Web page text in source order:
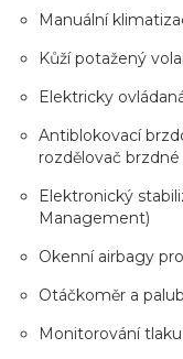
Manuální
Kůží potažený
Elektricky
Antiblokovací
rozdělovač
Elektronický
Management)
Okenní airbagy
Otáčkoměr a
Monitorování